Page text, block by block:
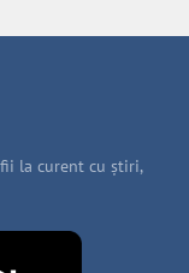
fii la curent cu știri,